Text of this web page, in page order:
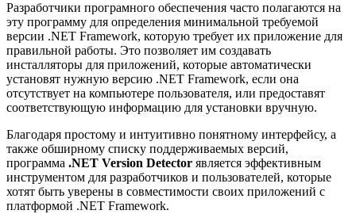
Разработчики програмного обеспечения часто полагаются на
эту программу для определения минимальной требуемой
версии .NET Framework, которую требует их приложение для
правильной работы. Это позволяет им создавать
инсталляторы для приложений, которые автоматически
установят нужную версию .NET Framework, если она
отсутствует на компьютере пользователя, или предоставят
соответствующую информацию для установки вручную.
Благодаря простому и интуитивно понятному интерфейсу, а
также обширному списку поддерживаемых версий,
программа .NET Version Detector является эффективным
инструментом для разработчиков и пользователей, которые
хотят быть уверены в совместимости своих приложений с
платформой .NET Framework.